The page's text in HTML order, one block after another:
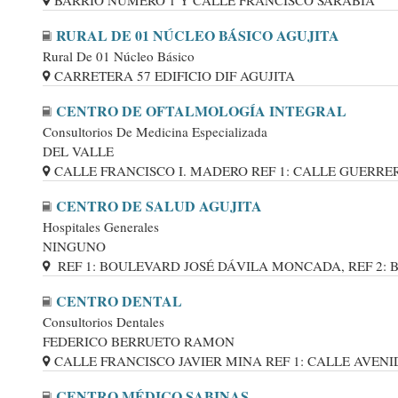
RURAL DE 01 NÚCLEO BÁSICO AGUJITA
Rural De 01 Núcleo Básico
CARRETERA 57 EDIFICIO DIF AGUJITA
CENTRO DE OFTALMOLOGÍA INTEGRAL
Consultorios De Medicina Especializada
DEL VALLE
CALLE FRANCISCO I. MADERO REF 1: CALLE
CENTRO DE SALUD AGUJITA
Hospitales Generales
NINGUNO
REF 1: BOULEVARD JOSÉ DÁVILA MONCADA, REF 2:
CENTRO DENTAL
Consultorios Dentales
FEDERICO BERRUETO RAMON
CALLE FRANCISCO JAVIER MINA REF 1: CALLE